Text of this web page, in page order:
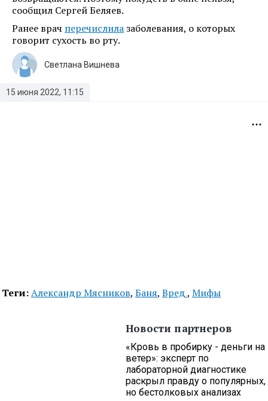
сообщил Сергей Беляев.
Ранее врач перечислилазаболевания, о которых
говорит сухость во рту.
15 июня 2022, 11:15
Светлана Вишнева
Теги:Александр Мясников, Баня, Вред, Мифы
Новости партнеров
«Кровь в пробирку - деньги на
ветер»: эксперт по
лабораторной диагностике
раскрыл правду о популярных,
но бестолковых анализах